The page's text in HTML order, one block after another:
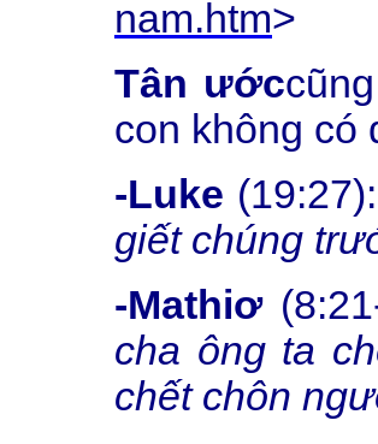
nam.htm>
Tân ước
con không có
-Luke (19:27):
giết chúng
-Mathiơ
cha ông ta
chết chôn